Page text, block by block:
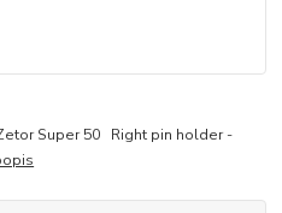
Super 50 Right pin holder -